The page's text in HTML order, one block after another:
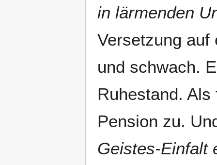
in lärmenden
Versetzung auf
und schwach.
Ruhestand.
Pension zu.
Geistes-Einfalt